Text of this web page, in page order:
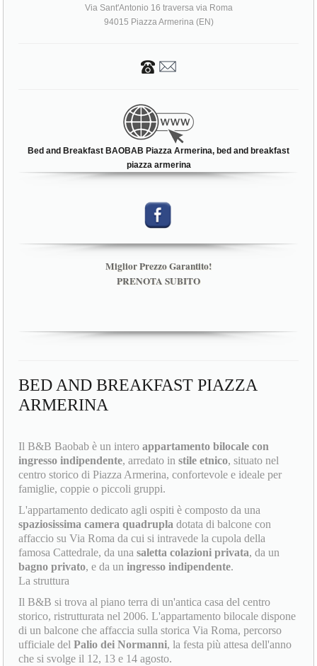
Via Sant'Antonio 16 traversa via Roma
94015 Piazza Armerina (EN)
Bed and Breakfast BAOBAB Piazza Armerina, bed and breakfast
piazza armerina
Miglior Prezzo Garantito!
PRENOTA SUBITO
BED AND BREAKFAST PIAZZA
ARMERINA
Il B&B Baobab è un interoappartamento bilocale con
ingresso indipendente, arredato instile etnico, situato nel
centro storico di Piazza Armerina, confortevole e ideale per
famiglie, coppie o piccoli gruppi.
L'appartamento dedicato agli ospiti è composto da una
spaziosissima camera quadrupla dotata di balcone con
affaccio su Via Roma da cui si intravede la cupola della
famosa Cattedrale, da unasaletta colazioni privata, da un
bagno privato, e da uningresso indipendente.
La struttura
Il B&B si trova al piano terra di un'antica casa del centro
storico, ristrutturata nel 2006. L'appartamento bilocale dispone
di un balcone che affaccia sulla storica Via Roma, percorso
ufficiale delPalio dei Normanni, la festa più attesa dell'anno
che si svolge il 12, 13 e 14 agosto.